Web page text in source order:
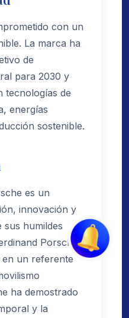
con un
La marca ha
de
para 2030 y
tecnologías de
energías
sostenible.
es un
innovación y
sus humildes
Porsche
un referente
ha demostrado
y la